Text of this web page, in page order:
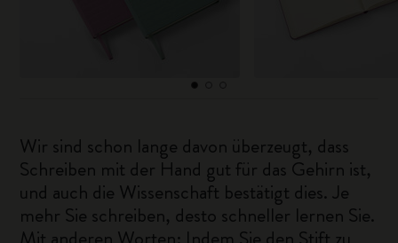
Wir sind schon lange davon überzeugt, dass
Schreiben mit der Hand gut für das Gehirn ist,
und auch die Wissenschaft bestätigt dies. Je
mehr Sie schreiben, desto schneller lernen Sie.